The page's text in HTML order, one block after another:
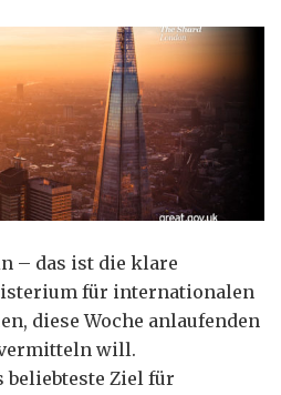
– das ist die klare
für internationalen
diese Woche anlaufenden
will.
beliebteste Ziel für